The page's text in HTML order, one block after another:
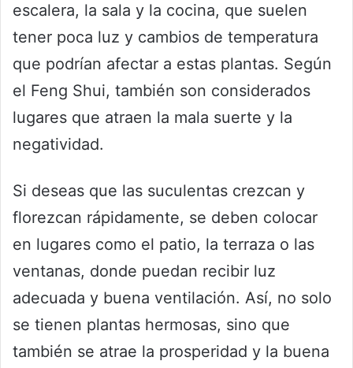
escalera, la sala y la cocina, que suelen
tener poca luz y cambios de temperatura
que podrían afectar a estas plantas. Según
el Feng Shui, también son considerados
lugares que atraen la mala suerte y la
negatividad.
Si deseas que las suculentas crezcan y
florezcan rápidamente, se deben colocar
en lugares como el patio, la terraza o las
ventanas, donde puedan recibir luz
adecuada y buena ventilación. Así, no solo
se tienen plantas hermosas, sino que
también se atrae la prosperidad y la buena